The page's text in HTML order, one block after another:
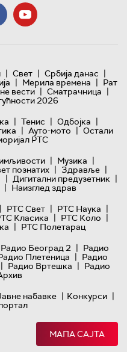
| Свет | Србија данас |
| Мерила времена | Рат
вести | Сматрачница |
2026
| Тенис | Одбојка |
| Ауто-мото | Остали
РТС
| Музика |
познатих | Здравље |
| Дигитални предузетник |
| Наизглед здрав
| РТС Свет | РТС Наука |
Класика | РТС Коло |
| РТС Полетарац
Радио Београд 2 | Радио
Плетеница | Радио
| Радио Вртешка | Радио
набавке | Конкурси |
МАПА САЈТА